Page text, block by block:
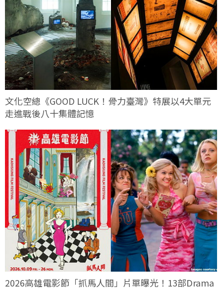
文化空總《GOOD LUCK！骨力臺灣》特展以4大單元
走進戰後八十集體記憶
2026高雄電影節「抓馬人間」片單曝光！13部Drama